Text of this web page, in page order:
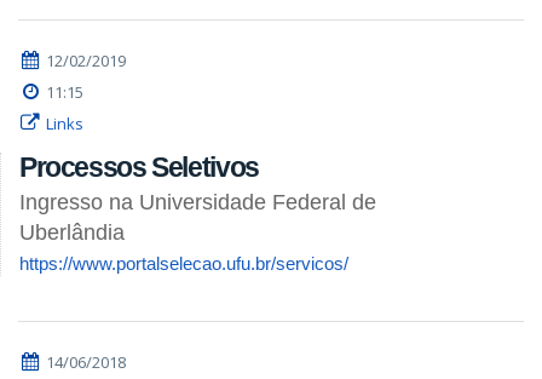
12/02/2019
11:15
Links
Processos Seletivos
Ingresso na Universidade Federal de
Uberlândia
https://www.portalselecao.ufu.br/servicos/
14/06/2018